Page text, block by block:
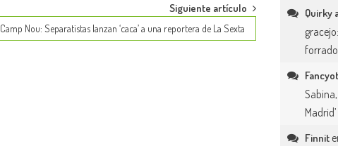
Siguiente artículo
Camp Nou: Separatistas lanzan ‘caca’ a una reportera de La Sexta
Quirky
forrado
Madrid’
Finnit